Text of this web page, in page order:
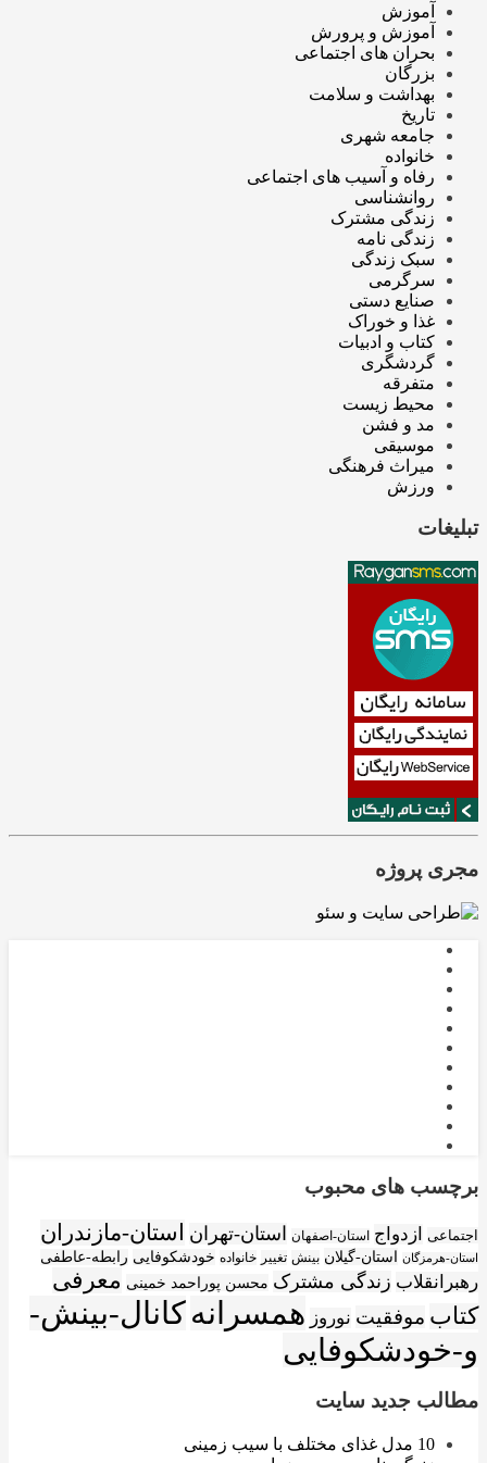
آموزش
آموزش و پرورش
بحران های اجتماعی
بزرگان
بهداشت و سلامت
تاریخ
جامعه شهری
خانواده
رفاه و آسیب های اجتماعی
روانشناسی
زندگی مشترک
زندگی نامه
سبک زندگی
سرگرمی
صنایع دستی
غذا و خوراک
کتاب و ادبیات
گردشگری
متفرقه
محیط زیست
مد و فشن
موسیقی
میراث فرهنگی
ورزش
تبلیغات
مجری پروژه
برچسب های محبوب
اجتماعی ازدواج استان-اصفهان استان-تهران استان-مازندران
استان-هرمزگان استان-گیلان بینش تغییر خانواده خودشکوفایی رابطه-عاطفی
رهبرانقلاب زندگی مشترک محسن پوراحمد خمینی معرفی
کتاب موفقیت نوروز همسرانهکانال-بینش-
و-خودشکوفایی
مطالب جدید سایت
10 مدل غذای مختلف با سیب زمینی